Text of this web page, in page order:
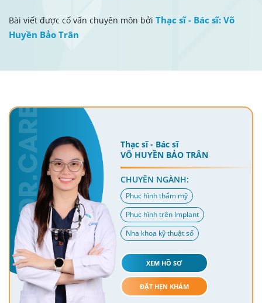
Bài viết được cố vấn chuyên môn bởi Thạc sĩ - Bác sĩ: Võ
Huyền Bảo Trân
Thạc sĩ - Bác sĩ
VÕ HUYỀN BẢO TRÂN
CHUYÊN NGÀNH:
Phục hình thẩm mỹ
Phục hình trên Implant
Nha khoa kỹ thuật số
XEM HỒ SƠ
ĐẶT HẸN KHÁM